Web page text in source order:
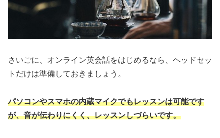
さいごに、オンライン英会話をはじめるなら、ヘッドセッ
トだけは準備しておきましょう。
パソコンやスマホの内蔵マイクでもレッスンは可能です
が、音が伝わりにくく、レッスンしづらいです。